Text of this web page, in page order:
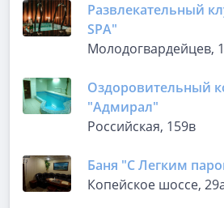
Развлекательный
SPA"
Молодогвардейцев,
Оздоровительный
"Адмирал"
Российская, 159в
Баня "С Легким
Копейское шоссе,